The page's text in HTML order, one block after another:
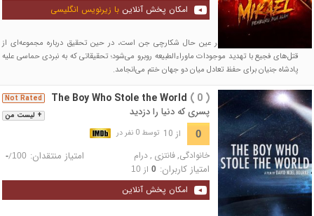
امکان پخش آنلاین با زیرنویس انگلیسی
یک افسر پلیس زبده که در عین حال شکارچی جن است، در حین تحقیق درباره مجموعه‌ای از
قتل‌های فجیع با تهدید موجودات ماوراءالطبیعه روبرو می‌شود؛ تحقیقاتی که به نبردی حماسی علیه
پادشاه جنیان برای حفظ تعادل میان دو جهان ختم می‌انجامد.
+ لیست من
Not Rated The Boy Who Stole the World ( 0 )
پسری که دنیا را دزدید
0 از 10 توسط 0 نفر در
خانوادگی, فانتزی , درام امتیاز منتقدان: -/100
امتیاز کاربران: 0از 10
امکان پخش آنلاین